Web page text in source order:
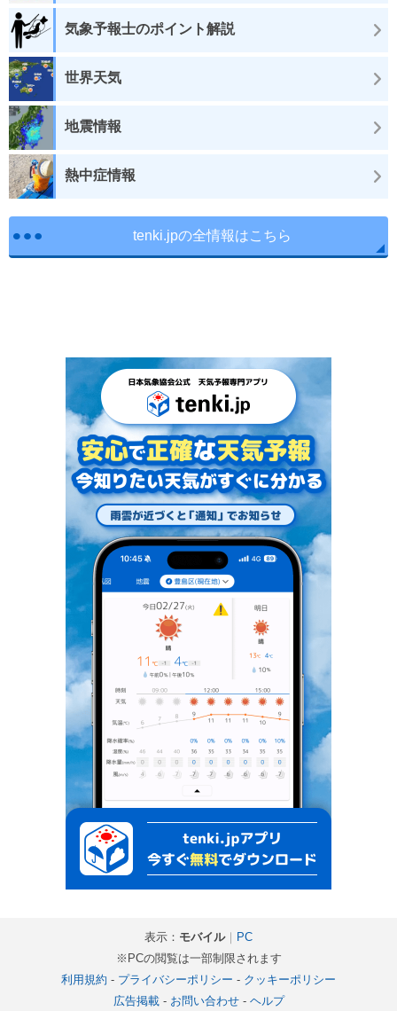
気象予報士のポイント解説
世界天気
地震情報
熱中症情報
tenki.jpの全情報はこちら
表示： モバイル｜ PC
※PCの閲覧は一部制限されます
利用規約 - プライバシーポリシー - クッキーポリシー
広告掲載- お問い合わせ- ヘルプ